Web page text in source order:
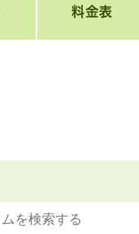
料金表